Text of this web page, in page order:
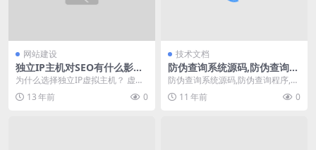
网站建设
独立IP主机对SEO有什么影响
和好处？为什么选择独立IP虚
为什么选择独立IP虚拟主机？ 虚拟
主机，目前大部分中小网站还是都
选择的虚拟主机，...
13 年前 0
技术文档
防伪查询系统源码,防伪查询程
序,产品防伪码系统
防伪查询系统源码,防伪查询程序,产
品防伪码系统下载 产品防伪一直是
企业最头疼的问...
11 年前 0